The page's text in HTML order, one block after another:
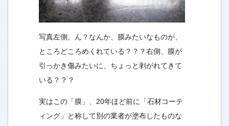
写真左側。ん？なんか、膜みたいなものが、
ところどころめくれている？？？右側、膜が
引っかき傷みたいに、ちょっと剥がれてきて
いる？？？
実はこの「膜」、20年ほど前に「石材コーテ
ィング」と称して別の業者が塗布したものな